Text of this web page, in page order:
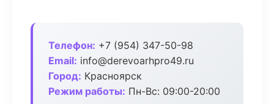
Телефон: +7 (954) 347-50-98
Email: info@derevoarhpro49.ru
Город: Красноярск
Режим работы: Пн-Вс: 09:00-20:00